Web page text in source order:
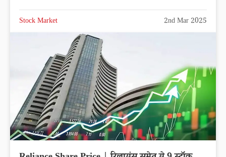
Stock Market 2nd Mar 2025